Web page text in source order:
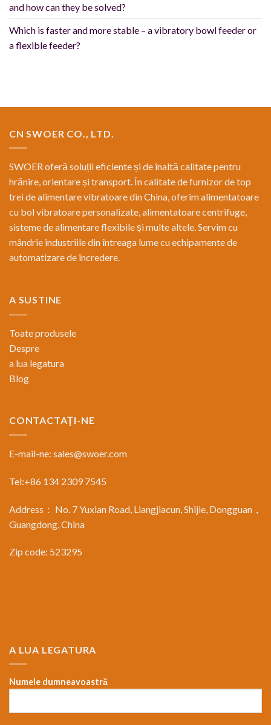
and how can they be solved?
Which is faster and more stable – a vibratory bowl feeder or
a flexible feeder?
CN SWOER CO., LTD.
SWOER oferă soluții eficiente și de înaltă calitate pentru
hrănire, orientare și transport. În calitate de furnizor de top
trei de alimentare vibratoare din China, oferim alimentatoare
cu bol vibratoare personalizate, alimentatoare centrifuge,
sisteme de alimentare flexibile și multe altele. Servim cu
mândrie industriile din întreaga lume cu echipamente de
automatizare de încredere.
A SUSTINE
Toate produsele
Despre
a lua legatura
Blog
CONTACTAŢI-NE
E-mail-ne: sales@swoer.com
Tel:+86 134 2309 7545
Address： No. 7 Yuxian Road, Liangjiacun, Shijie, Dongguan，
Guangdong, China
Zip code: 523295
A LUA LEGATURA
Numele dumneavoastră